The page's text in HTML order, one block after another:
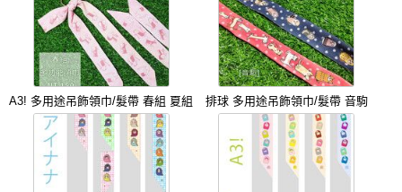
A3! 多用途吊飾領巾/髮帶 春組 夏組 排球 多用途吊飾領巾/髮帶 音駒